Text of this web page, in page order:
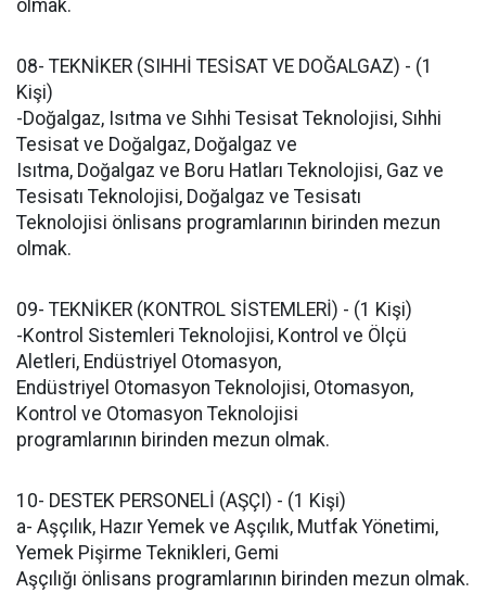
olmak.
08- TEKNİKER (SIHHİ TESİSAT VE DOĞALGAZ) - (1
Kişi)
-Doğalgaz, Isıtma ve Sıhhi Tesisat Teknolojisi, Sıhhi
Tesisat ve Doğalgaz, Doğalgaz ve
Isıtma, Doğalgaz ve Boru Hatları Teknolojisi, Gaz ve
Tesisatı Teknolojisi, Doğalgaz ve Tesisatı
Teknolojisi önlisans programlarının birinden mezun
olmak.
09- TEKNİKER (KONTROL SİSTEMLERİ) - (1 Kişi)
-Kontrol Sistemleri Teknolojisi, Kontrol ve Ölçü
Aletleri, Endüstriyel Otomasyon,
Endüstriyel Otomasyon Teknolojisi, Otomasyon,
Kontrol ve Otomasyon Teknolojisi
programlarının birinden mezun olmak.
10- DESTEK PERSONELİ (AŞÇI) - (1 Kişi)
a- Aşçılık, Hazır Yemek ve Aşçılık, Mutfak Yönetimi,
Yemek Pişirme Teknikleri, Gemi
Aşçılığı önlisans programlarının birinden mezun olmak.